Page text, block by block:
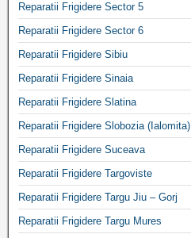
Reparatii Frigidere Sector 5
Reparatii Frigidere Sector 6
Reparatii Frigidere Sibiu
Reparatii Frigidere Sinaia
Reparatii Frigidere Slatina
Reparatii Frigidere Slobozia (Ialomita)
Reparatii Frigidere Suceava
Reparatii Frigidere Targoviste
Reparatii Frigidere Targu Jiu – Gorj
Reparatii Frigidere Targu Mures